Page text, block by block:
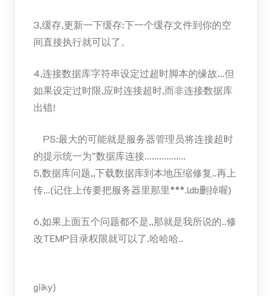
3,缓存,更新一下缓存:下一个缓存文件到你的空
间直接执行就可以了。
4,连接数据库字符串设定过超时脚本的缘故…但
如果设定过时限,应时连接超时,而非连接数据库
出错!
PS:最大的可能就是服务器管理员将连接超时
的提示统一为”数据库连接……………..
5,数据库问题,,下载数据库到本地压缩修复..再上
传…(记住上传要把服务器里那里***.ldb删掉喔)
6,如果上面五个问题都不是,,那就是我所说的..修
改TEMP目录权限就可以了.哈哈哈..
giiky)